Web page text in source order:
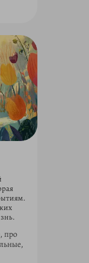
про